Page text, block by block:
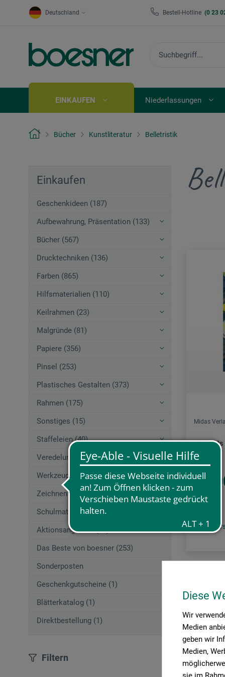
Diese
Wir
Medien
geben wir
Medien,
Deutschland Bestell-Hotline (0 23
EINKAUFEN Niederlassungen
Bücher Kunstliteratur Belletristik
Einkaufen
Geschenkideen (187)
Aufbewahrung, Präsentation (133)
Bücher (567)
Drucktechniken (136)
Farben (865)
Hilfsmaterialien (110)
Keilrahmen (23)
Malgründe (81)
Papiere (356)
Pinsel (253)
Plastisches Gestalten (373)
Rahmen (175)
Sonstiges (15)
Staffeleien (40)
Veredelungstechniken (83)
Werkzeuge (167)
Zeichnen (580)
Schulmaterial (195)
Aktionsangebote (29)
Das Beste von boesner (253)
Sonderposten
Geschenkgutscheine (1)
Blätterkatalog (1)
Direktbestellung (1)
Filtern
Midas
Vincents
zzgl.